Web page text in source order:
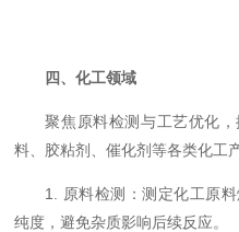
四、化工领域
聚焦原料检测与工艺优化
料、胶粘剂、催化剂等各类化工
1. 原料检测：测定化工原
纯度，避免杂质影响后续反应。